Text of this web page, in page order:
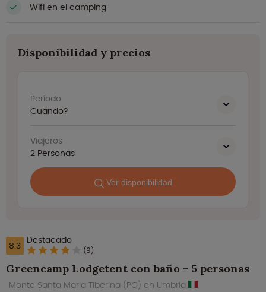
Wifi en el camping
Disponibilidad y precios
Período
Cuando?
Viajeros
2 Personas
Ver disponibilidad
8.3 Destacado
(9)
Greencamp Lodgetent con baño - 5 personas
Monte Santa Maria Tiberina (PG) en Umbría